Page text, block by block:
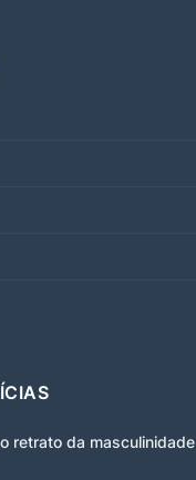
retrato da masculinidade